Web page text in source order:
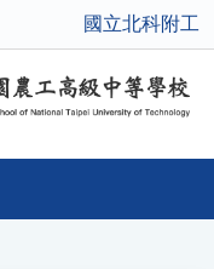
國立北科附工